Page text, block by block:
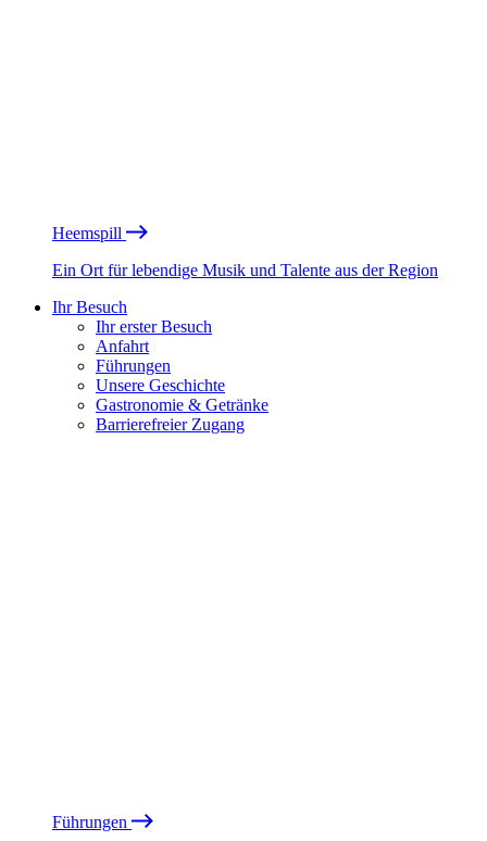
Heemspill
Ein Ort für lebendige Musik und Talente aus der Region
Ihr Besuch
Ihr erster Besuch
Anfahrt
Führungen
Unsere Geschichte
Gastronomie & Getränke
Barrierefreier Zugang
Führungen